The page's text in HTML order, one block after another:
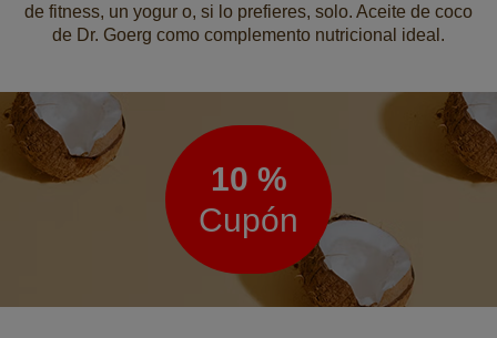
de fitness, un yogur o, si lo prefieres, solo. Aceite de coco
de Dr. Goerg como complemento nutricional ideal.
Boletín
de
noticias
10 %
Cupón